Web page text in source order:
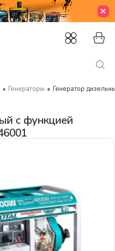
с функцией
Генераторы Генератор